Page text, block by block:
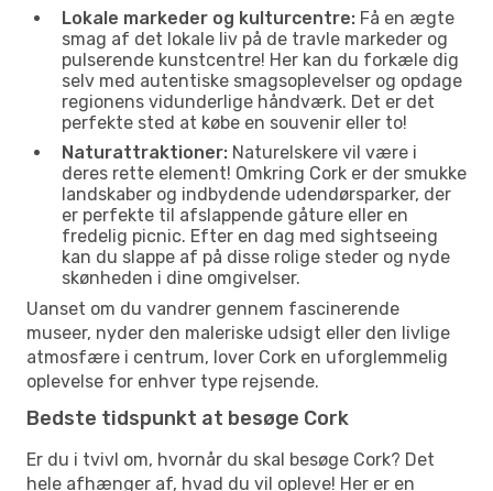
Lokale markeder og kulturcentre: Få en ægte
smag af det lokale liv på de travle markeder og
pulserende kunstcentre! Her kan du forkæle dig
selv med autentiske smagsoplevelser og opdage
regionens vidunderlige håndværk. Det er det
perfekte sted at købe en souvenir eller to!
Naturattraktioner: Naturelskere vil være i
deres rette element! Omkring Cork er der smukke
landskaber og indbydende udendørsparker, der
er perfekte til afslappende gåture eller en
fredelig picnic. Efter en dag med sightseeing
kan du slappe af på disse rolige steder og nyde
skønheden i dine omgivelser.
Uanset om du vandrer gennem fascinerende
museer, nyder den maleriske udsigt eller den livlige
atmosfære i centrum, lover Cork en uforglemmelig
oplevelse for enhver type rejsende.
Bedste tidspunkt at besøge Cork
Er du i tvivl om, hvornår du skal besøge Cork? Det
hele afhænger af, hvad du vil opleve! Her er en